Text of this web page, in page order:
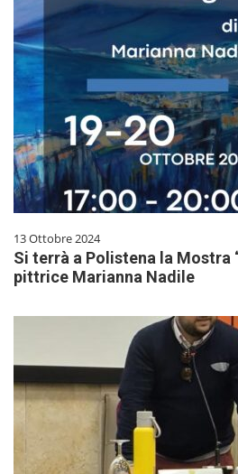
13 Ottobre 2024
Si terrà a Polistena la Mostra
pittrice Marianna Nadile